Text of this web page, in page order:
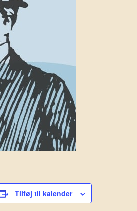
Tilføj til kalender